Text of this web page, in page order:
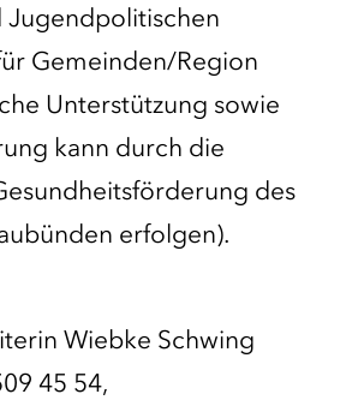
Jugendpolitischen
Gemeinden/Region
Unterstützung sowie
kann durch die
des
erfolgen).
Wiebke Schwing
45 54,